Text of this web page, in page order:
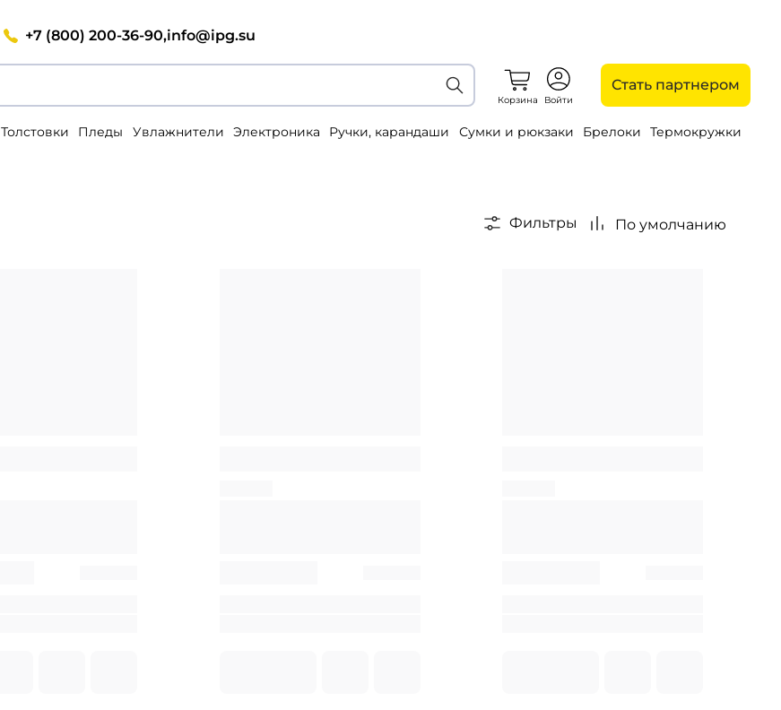
+7 (800) 200-36-90,info@ipg.su
Корзина Войти
Стать партнером
Толстовки Пледы Увлажнители Электроника Ручки, карандаши Сумки и рюкзаки Брелоки
Термокружки
Фильтры По умолчанию